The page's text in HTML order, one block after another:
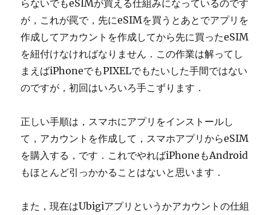
らないでもeSIMが買える仕組みになっているのです
が，これが罠で，先にeSIMを買うとあとでアプリを
作成してアカウントを作成してから先に買ったeSIM
を紐付けなければなりません．この作業は解ってし
まえばiPhoneでもPIXELでもたいした手間ではない
のですが，初回はいろいろ手こずります．
正しい手順は，スマホにアプリをインストールし
て，アカウントを作成して，スマホアプリからeSIM
を購入する，です．これでやればiPhoneもAndroid
もほとんど引っかかることはないと思います．
また，現在はUbigiアプリというかアカウントの仕組